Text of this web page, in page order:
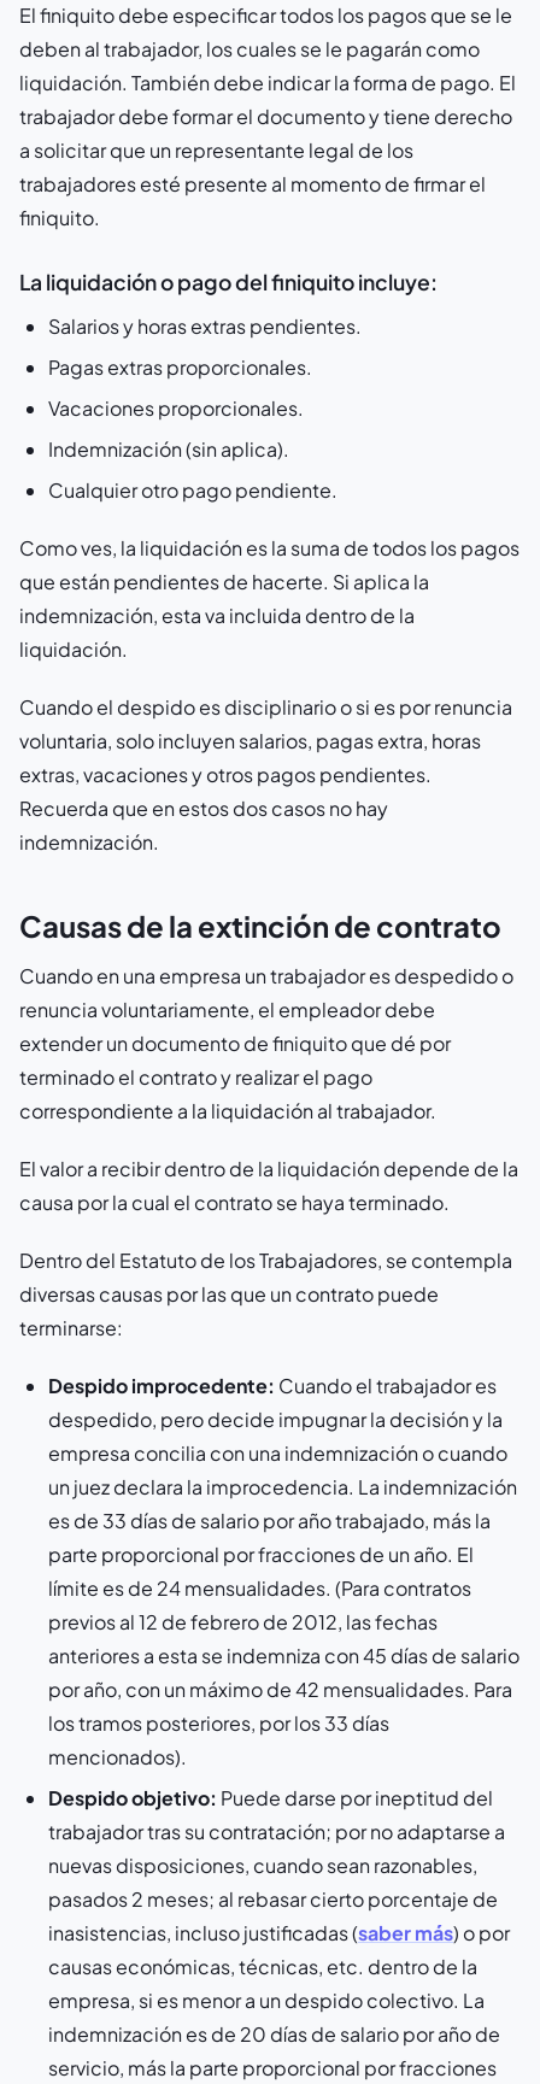
El finiquito debe especificar todos los pagos que se le
deben al trabajador, los cuales se le pagarán como
liquidación. También debe indicar la forma de pago. El
trabajador debe formar el documento y tiene derecho
a solicitar que un representante legal de los
trabajadores esté presente al momento de firmar el
finiquito.
La liquidación o pago del finiquito incluye:
Salarios y horas extras pendientes.
Pagas extras proporcionales.
Vacaciones proporcionales.
Indemnización (sin aplica).
Cualquier otro pago pendiente.
Como ves, la liquidación es la suma de todos los pagos
que están pendientes de hacerte. Si aplica la
indemnización, esta va incluida dentro de la
liquidación.
Cuando el despido es disciplinario o si es por renuncia
voluntaria, solo incluyen salarios, pagas extra, horas
extras, vacaciones y otros pagos pendientes.
Recuerda que en estos dos casos no hay
indemnización.
Causas de la extinción de contrato
Cuando en una empresa un trabajador es despedido o
renuncia voluntariamente, el empleador debe
extender un documento de finiquito que dé por
terminado el contrato y realizar el pago
correspondiente a la liquidación al trabajador.
El valor a recibir dentro de la liquidación depende de la
causa por la cual el contrato se haya terminado.
Dentro del Estatuto de los Trabajadores, se contempla
diversas causas por las que un contrato puede
terminarse:
Despido improcedente: Cuando el trabajador es
despedido, pero decide impugnar la decisión y la
empresa concilia con una indemnización o cuando
un juez declara la improcedencia. La indemnización
es de 33 días de salario por año trabajado, más la
parte proporcional por fracciones de un año. El
límite es de 24 mensualidades. (Para contratos
previos al 12 de febrero de 2012, las fechas
anteriores a esta se indemniza con 45 días de salario
por año, con un máximo de 42 mensualidades. Para
los tramos posteriores, por los 33 días
mencionados).
Despido objetivo: Puede darse por ineptitud del
trabajador tras su contratación; por no adaptarse a
nuevas disposiciones, cuando sean razonables,
pasados 2 meses; al rebasar cierto porcentaje de
inasistencias, incluso justificadas (saber más) o por
causas económicas, técnicas, etc. dentro de la
empresa, si es menor a un despido colectivo. La
indemnización es de 20 días de salario por año de
servicio, más la parte proporcional por fracciones